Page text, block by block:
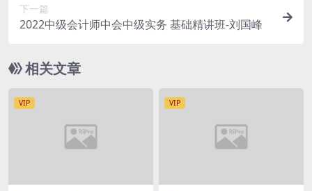
下一篇
2022中级会计师中会中级实务 基础精讲班-刘国峰
相关文章
VIP VIP